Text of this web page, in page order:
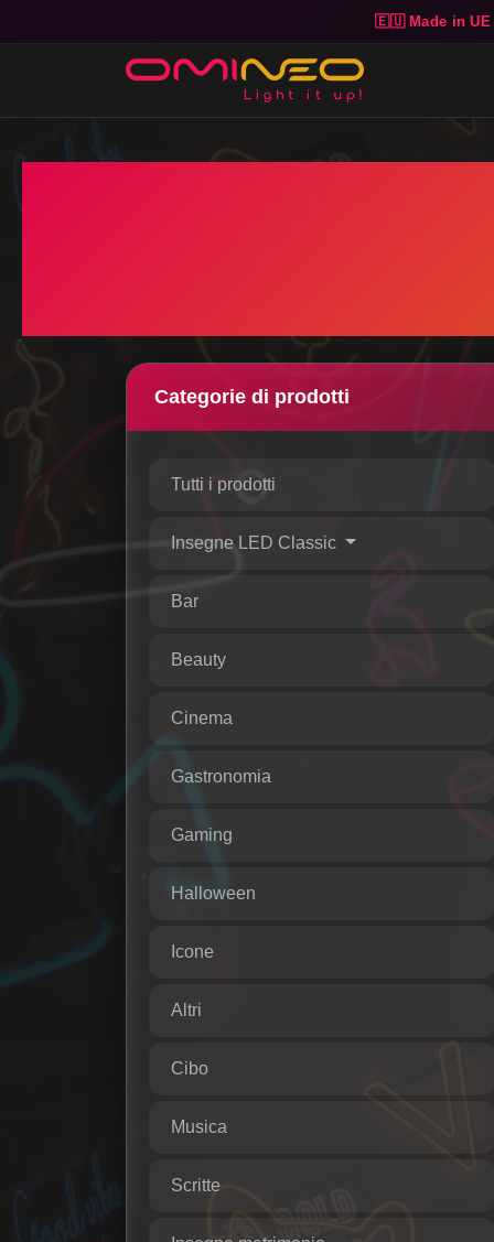
🇪🇺 Made in UE
Skip to main content
Categorie di prodotti
Tutti i prodotti
Insegne LED Classic
Bar
Beauty
Cinema
Gastronomia
Gaming
Halloween
Icone
Altri
Cibo
Musica
Scritte